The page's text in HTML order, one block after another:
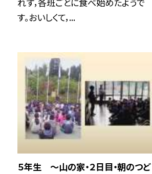
す。おいしくて，...
５年生 〜山の家・２日目・朝のつど